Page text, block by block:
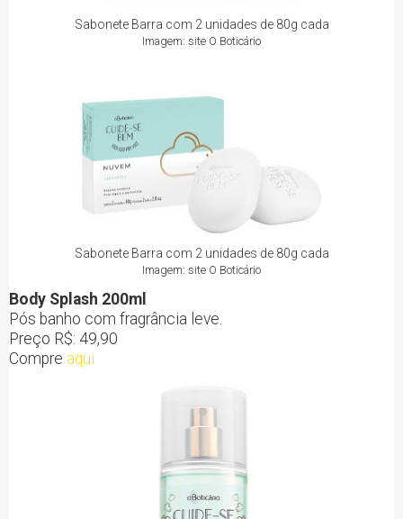
Sabonete Barra com 2 unidades de 80g cada
Imagem: site O Boticário
Sabonete Barra com 2 unidades de 80g cada
Imagem: site O Boticário
Body Splash 200ml
Pós banho com fragrância leve.
Preço R$: 49,90
Compre aqui